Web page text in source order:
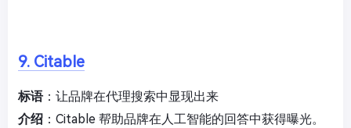
9. Citable
标语：让品牌在代理搜索中显现出来
介绍 ：Citable 帮助品牌在人工智能的回答中获得曝光。